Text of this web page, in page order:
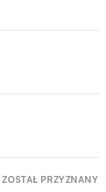
PRZYZNANY